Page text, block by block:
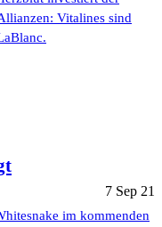
Vitalines sind
7 Sep 21
im kommenden